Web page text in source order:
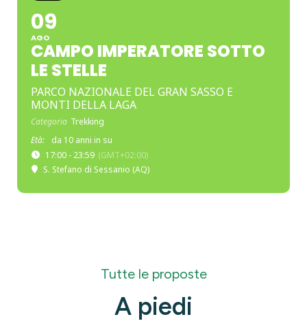
09
AGO
CAMPO IMPERATORE SOTTO
LE STELLE
PARCO NAZIONALE DEL GRAN SASSO E
MONTI DELLA LAGA
Categoria Trekking
Età:
da 10 anni in su
17:00 - 23:59 (GMT+02:00)
S. Stefano di Sessanio (AQ)
Tutte le proposte
A piedi